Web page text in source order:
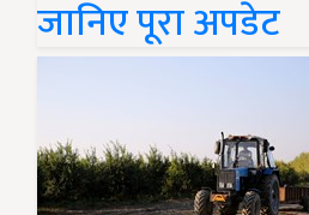
जानिए पूरा अपडेट